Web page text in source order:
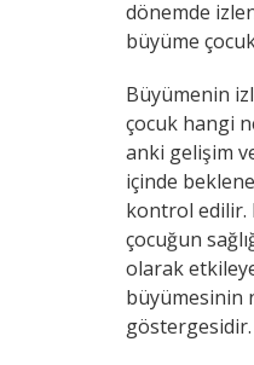
dönemde
büyüme
Büyümenin
çocuk hangi
anki gelişim
içinde
kontrol edilir.
çocuğun
olarak
büyümesinin
göstergesidir.